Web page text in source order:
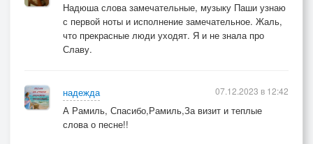
Надюша слова замечательные, музыку Паши узнаю
с первой ноты и исполнение замечательное. Жаль,
что прекрасные люди уходят. Я и не знала про
Славу.
надежда
А Рамиль, Спасибо,Рамиль,За визит и теплые
слова о песне!!
07.12.2023 в 12:42